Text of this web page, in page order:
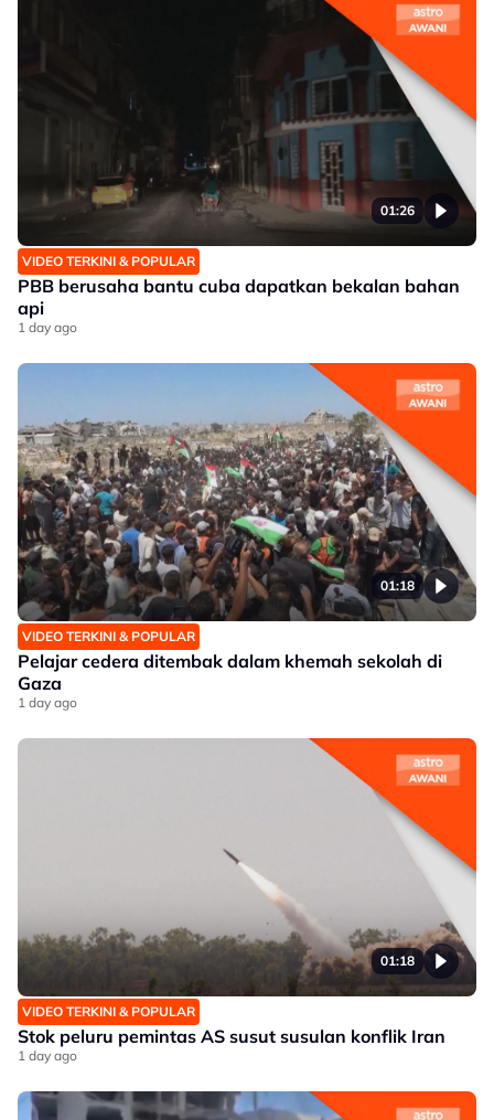
01:26
VIDEO TERKINI & POPULAR
PBB berusaha bantu cuba dapatkan bekalan bahan
api
1 day ago
01:18
VIDEO TERKINI & POPULAR
Pelajar cedera ditembak dalam khemah sekolah di
Gaza
1 day ago
01:18
VIDEO TERKINI & POPULAR
Stok peluru pemintas AS susut susulan konflik Iran
1 day ago